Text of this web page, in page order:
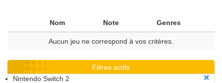
Nom Note Genres
Aucun jeu ne correspond à vos critères.
Filtres actifs
Nintendo Switch 2